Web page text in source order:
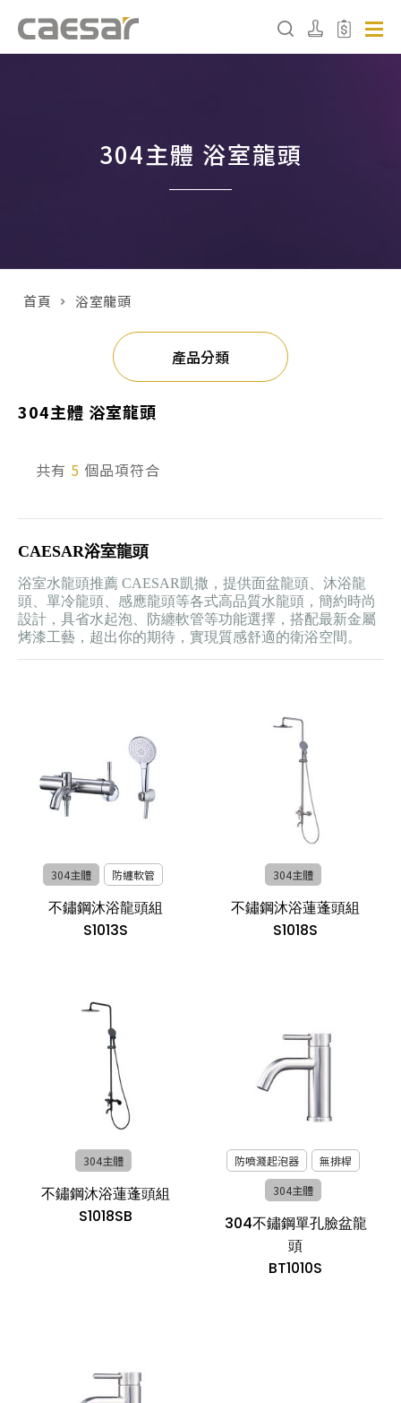
產品分類
搜尋產品
產品型號查詢
搜尋產品
304主體 浴室龍頭
首頁 浴室龍頭
產品分類
304主體 浴室龍頭
共有 5 個品項符合
CAESAR浴室龍頭
浴室水龍頭推薦 CAESAR凱撒，提供面盆龍頭、沐浴龍
頭、單冷龍頭、感應龍頭等各式高品質水龍頭，簡約時尚
設計，具省水起泡、防纏軟管等功能選擇，搭配最新金屬
烤漆工藝，超出你的期待，實現質感舒適的衛浴空間。
304主體 防纏軟管
不鏽鋼沐浴龍頭組
S1013S
304主體
不鏽鋼沐浴蓮蓬頭組
S1018S
304主體
不鏽鋼沐浴蓮蓬頭組
S1018SB
防噴濺起泡器
無排桿
304主體
304不鏽鋼單孔臉盆龍
頭
BT1010S